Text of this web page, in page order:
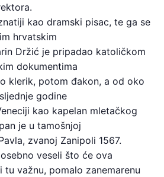
kao dramski pisac, te ga se
hrvatskim
Držić je pripadao katoličkom
dokumentima
klerik, potom đakon, a od oko
godine
kao kapelan mletačkog
je u tamošnjoj
zvanoj Zanipoli 1567.
veseli što će ova
važnu, pomalo zanemarenu